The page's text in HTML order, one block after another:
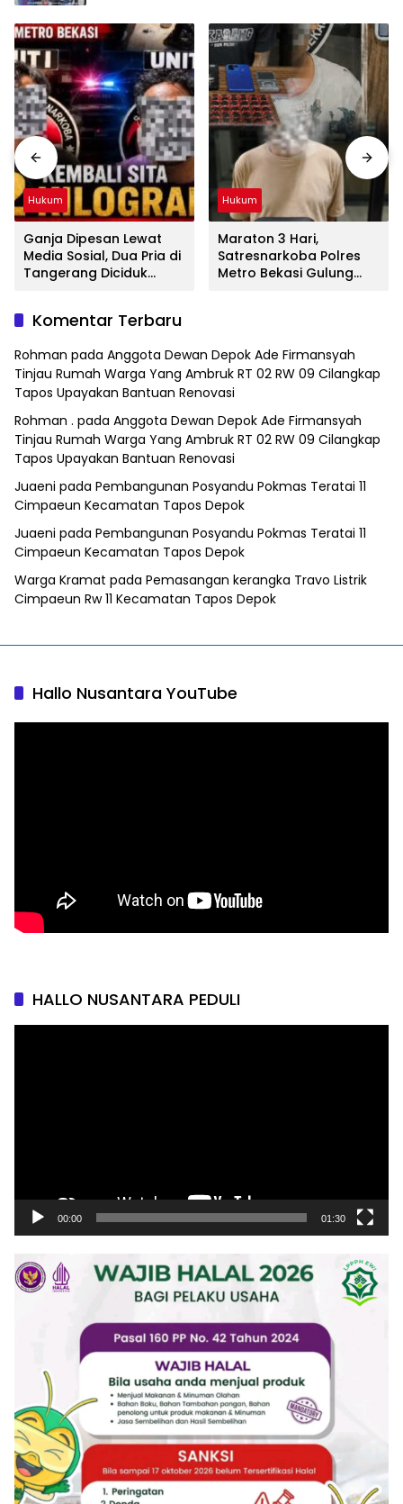
Hukum
Ganja Dipesan Lewat
Media Sosial, Dua Pria di
Tangerang Diciduk
Hukum
Maraton 3 Hari,
Satresnarkoba Polres
Metro Bekasi Gulung
Komentar Terbaru
Rohman pada Anggota Dewan Depok Ade Firmansyah
Tinjau Rumah Warga Yang Ambruk RT 02 RW 09 Cilangkap
Tapos Upayakan Bantuan Renovasi
Rohman . pada Anggota Dewan Depok Ade Firmansyah
Tinjau Rumah Warga Yang Ambruk RT 02 RW 09 Cilangkap
Tapos Upayakan Bantuan Renovasi
Juaeni pada Pembangunan Posyandu Pokmas Teratai 11
Cimpaeun Kecamatan Tapos Depok
Juaeni pada Pembangunan Posyandu Pokmas Teratai 11
Cimpaeun Kecamatan Tapos Depok
Warga Kramat pada Pemasangan kerangka Travo Listrik
Cimpaeun Rw 11 Kecamatan Tapos Depok
Hallo Nusantara YouTube
HALLO NUSANTARA PEDULI
00:00 01:30